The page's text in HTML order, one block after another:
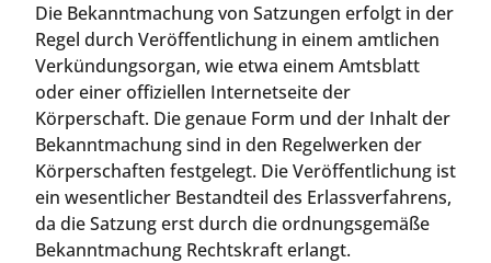
Die Bekanntmachung von Satzungen erfolgt in der
Regel durch Veröffentlichung in einem amtlichen
Verkündungsorgan, wie etwa einem Amtsblatt
oder einer offiziellen Internetseite der
Körperschaft. Die genaue Form und der Inhalt der
Bekanntmachung sind in den Regelwerken der
Körperschaften festgelegt. Die Veröffentlichung ist
ein wesentlicher Bestandteil des Erlassverfahrens,
da die Satzung erst durch die ordnungsgemäße
Bekanntmachung Rechtskraft erlangt.